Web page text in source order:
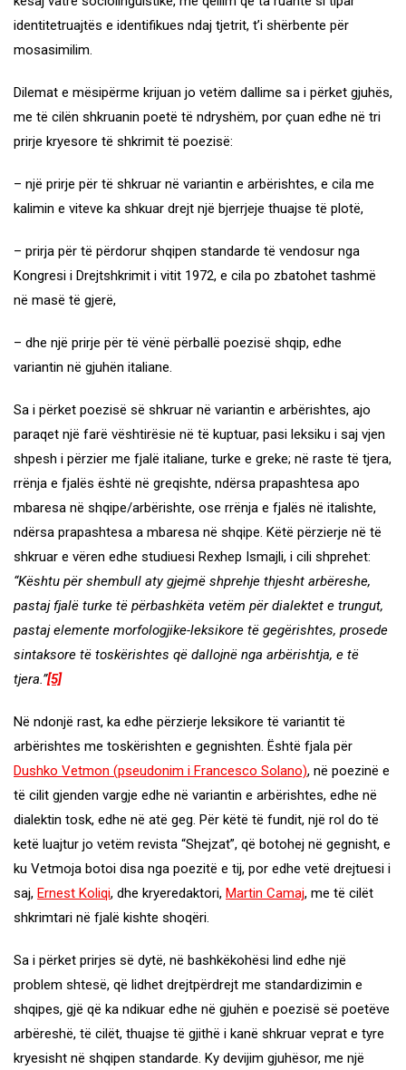
identitetruajtës e identifikues ndaj tjetrit, t’i shërbente për
mosasimilim.
Dilemat e mësipërme krijuan jo vetëm dallime sa i përket gjuhës,
me të cilën shkruanin poetë të ndryshëm, por çuan edhe në tri
prirje kryesore të shkrimit të poezisë:
– një prirje për të shkruar në variantin e arbërishtes, e cila me
kalimin e viteve ka shkuar drejt një bjerrjeje thuajse të plotë,
– prirja për të përdorur shqipen standarde të vendosur nga
Kongresi i Drejtshkrimit i vitit 1972, e cila po zbatohet tashmë
në masë të gjerë,
– dhe një prirje për të vënë përballë poezisë shqip, edhe
variantin në gjuhën italiane.
Sa i përket poezisë së shkruar në variantin e arbërishtes, ajo
paraqet një farë vështirësie në të kuptuar, pasi leksiku i saj vjen
shpesh i përzier me fjalë italiane, turke e greke; në raste të tjera,
rrënja e fjalës është në greqishte, ndërsa prapashtesa apo
mbaresa në shqipe/arbërishte, ose rrënja e fjalës në italishte,
ndërsa prapashtesa a mbaresa në shqipe. Këtë përzierje në të
shkruar e vëren edhe studiuesi Rexhep Ismajli, i cili shprehet:
“Kështu për shembull aty gjejmë shprehje thjesht arbëreshe,
pastaj fjalë turke të përbashkëta vetëm për dialektet e trungut,
pastaj elemente morfologjike-leksikore të gegërishtes, prosede
sintaksore të toskërishtes që dallojnë nga arbërishtja, e të
tjera.”[5]
Në ndonjë rast, ka edhe përzierje leksikore të variantit të
arbërishtes me toskërishten e gegnishten. Është fjala për
Dushko Vetmon (pseudonim i Francesco Solano), në poezinë e
të cilit gjenden vargje edhe në variantin e arbërishtes, edhe në
dialektin tosk, edhe në atë geg. Për këtë të fundit, një rol do të
ketë luajtur jo vetëm revista “Shejzat”, që botohej në gegnisht, e
ku Vetmoja botoi disa nga poezitë e tij, por edhe vetë drejtuesi i
saj, Ernest Koliqi, dhe kryeredaktori, Martin Camaj, me të cilët
shkrimtari në fjalë kishte shoqëri.
Sa i përket prirjes së dytë, në bashkëkohësi lind edhe një
problem shtesë, që lidhet drejtpërdrejt me standardizimin e
shqipes, gjë që ka ndikuar edhe në gjuhën e poezisë së poetëve
arbëreshë, të cilët, thuajse të gjithë i kanë shkruar veprat e tyre
kryesisht në shqipen standarde. Ky devijim gjuhësor, me një